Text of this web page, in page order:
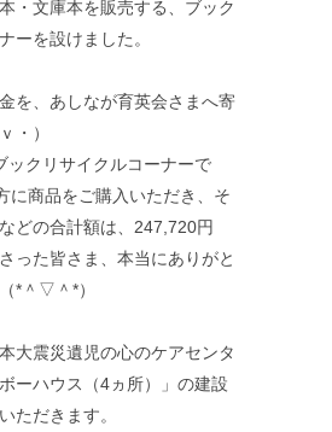
・文庫本を販売する、ブック
ーを設けました。
を、あしなが育英会さまへ寄
・）
ックリサイクルコーナーで
に商品をご購入いただき、そ
どの合計額は、247,720円
った皆さま、本当にありがと
*＾▽＾*）
大震災遺児の心のケアセンタ
ーハウス（4ヵ所）」の建設
ただきます。